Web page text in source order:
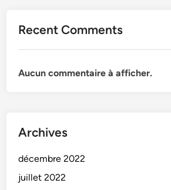
Recent Comments
Aucun commentaire à afficher.
Archives
décembre 2022
juillet 2022